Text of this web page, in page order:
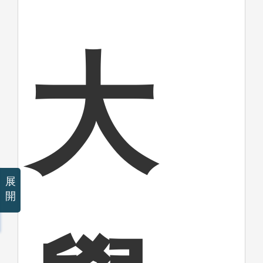
大
展
開